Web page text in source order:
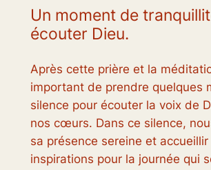
Un moment de
écouter Dieu.
Après cette prière et la
important de prendre quelques
silence pour écouter la voix de
nos cœurs. Dans ce silence,
sa présence sereine et accueillir
inspirations pour la journée qui